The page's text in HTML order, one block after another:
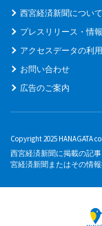
西宮経済新聞について
プレスリリース・情
アクセスデータの利
お問い合わせ
広告のご案内
Copyright 2025 HANAGATA
西宮経済新聞に掲載の記
宮経済新聞またはその情報